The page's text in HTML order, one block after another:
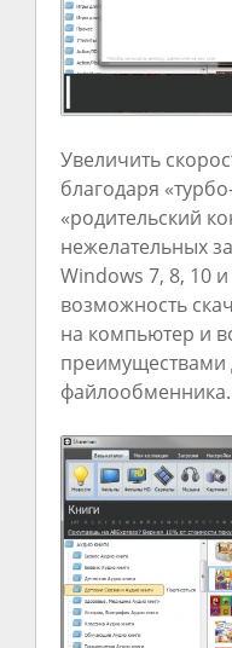
Увеличить
благодаря
«родительский
нежелательных
Windows 7, 8, 10
возможность
на компьютер и
преимуществами
файлообменника.